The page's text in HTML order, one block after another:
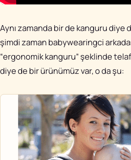
Aynı zamanda bir de kanguru diye
şimdi zaman babywearingci
“ergonomik kanguru” şeklinde
diye de bir ürünümüz var, o da şu: